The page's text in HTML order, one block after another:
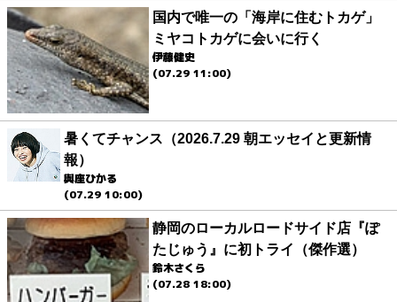
国内で唯一の「海岸に住むトカゲ」
ミヤコトカゲに会いに行く
伊藤健史
(07.29 11:00)
暑くてチャンス（2026.7.29 朝エッセイと更新情
報）
與座ひかる
(07.29 10:00)
静岡のローカルロードサイド店『ぽ
たじゅう』に初トライ（傑作選）
鈴木さくら
(07.28 18:00)